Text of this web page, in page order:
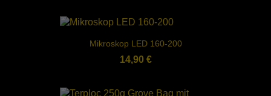
Mikroskop LED 160-200
14,90 €